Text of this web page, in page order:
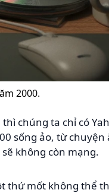
2000.
chúng ta chỉ có
sống ảo, từ chuyện
không còn mạng.
thứ mốt không thể